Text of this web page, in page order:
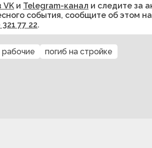
VK и Telegram-канал и следите за
события, сообщите об этом
321 77 22.
рабочие погиб на стройке